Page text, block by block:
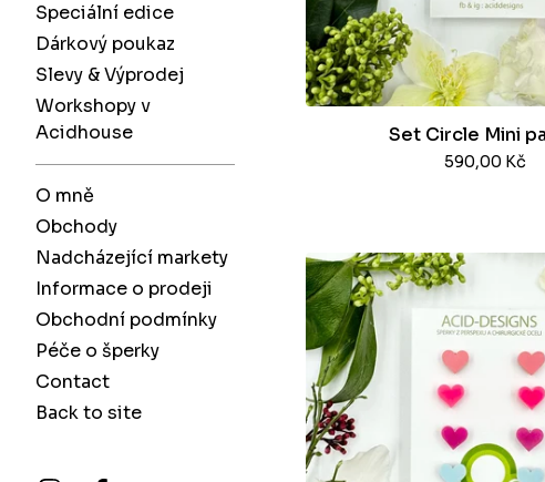
Speciální edice
Dárkový poukaz
Slevy & Výprodej
Workshopy v
Acidhouse
O mně
Obchody
Nadcházející markety
Informace o prodeji
Obchodní podmínky
Péče o šperky
Contact
Back to site
Set Circle Mini
590,00 Kč